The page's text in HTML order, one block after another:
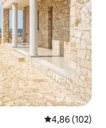
4,86 de uma
4,86 (102)